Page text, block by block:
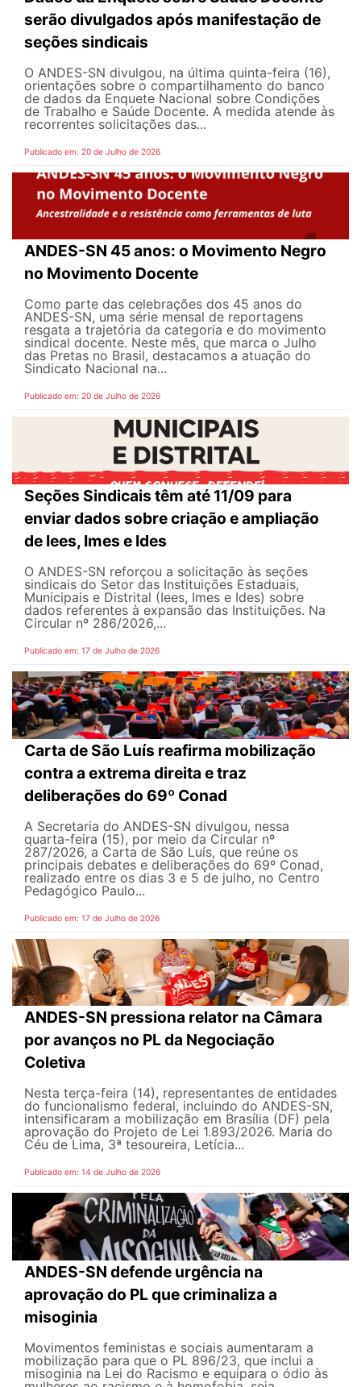
serão divulgados após manifestação de
seções sindicais
O ANDES-SN divulgou, na última quinta-feira (16),
orientações sobre o compartilhamento do banco
de dados da Enquete Nacional sobre Condições
de Trabalho e Saúde Docente. A medida atende às
recorrentes solicitações das...
Publicado em: 20 de Julho de 2026
ANDES-SN 45 anos: o Movimento Negro
no Movimento Docente
Como parte das celebrações dos 45 anos do
ANDES-SN, uma série mensal de reportagens
resgata a trajetória da categoria e do movimento
sindical docente. Neste mês, que marca o Julho
das Pretas no Brasil, destacamos a atuação do
Sindicato Nacional na...
Publicado em: 20 de Julho de 2026
Seções Sindicais têm até 11/09 para
enviar dados sobre criação e ampliação
de Iees, Imes e Ides
O ANDES-SN reforçou a solicitação às seções
sindicais do Setor das Instituições Estaduais,
Municipais e Distrital (Iees, Imes e Ides) sobre
dados referentes à expansão das Instituições. Na
Circular nº 286/2026,...
Publicado em: 17 de Julho de 2026
Carta de São Luís reafirma mobilização
contra a extrema direita e traz
deliberações do 69º Conad
A Secretaria do ANDES-SN divulgou, nessa
quarta-feira (15), por meio da Circular nº
287/2026, a Carta de São Luís, que reúne os
principais debates e deliberações do 69º Conad,
realizado entre os dias 3 e 5 de julho, no Centro
Pedagógico Paulo...
Publicado em: 17 de Julho de 2026
ANDES-SN pressiona relator na Câmara
por avanços no PL da Negociação
Coletiva
Nesta terça-feira (14), representantes de entidades
do funcionalismo federal, incluindo do ANDES-SN,
intensificaram a mobilização em Brasília (DF) pela
aprovação do Projeto de Lei 1.893/2026. Maria do
Céu de Lima, 3ª tesoureira, Letícia...
Publicado em: 14 de Julho de 2026
ANDES-SN defende urgência na
aprovação do PL que criminaliza a
misoginia
Movimentos feministas e sociais aumentaram a
mobilização para que o PL 896/23, que inclui a
misoginia na Lei do Racismo e equipara o ódio às